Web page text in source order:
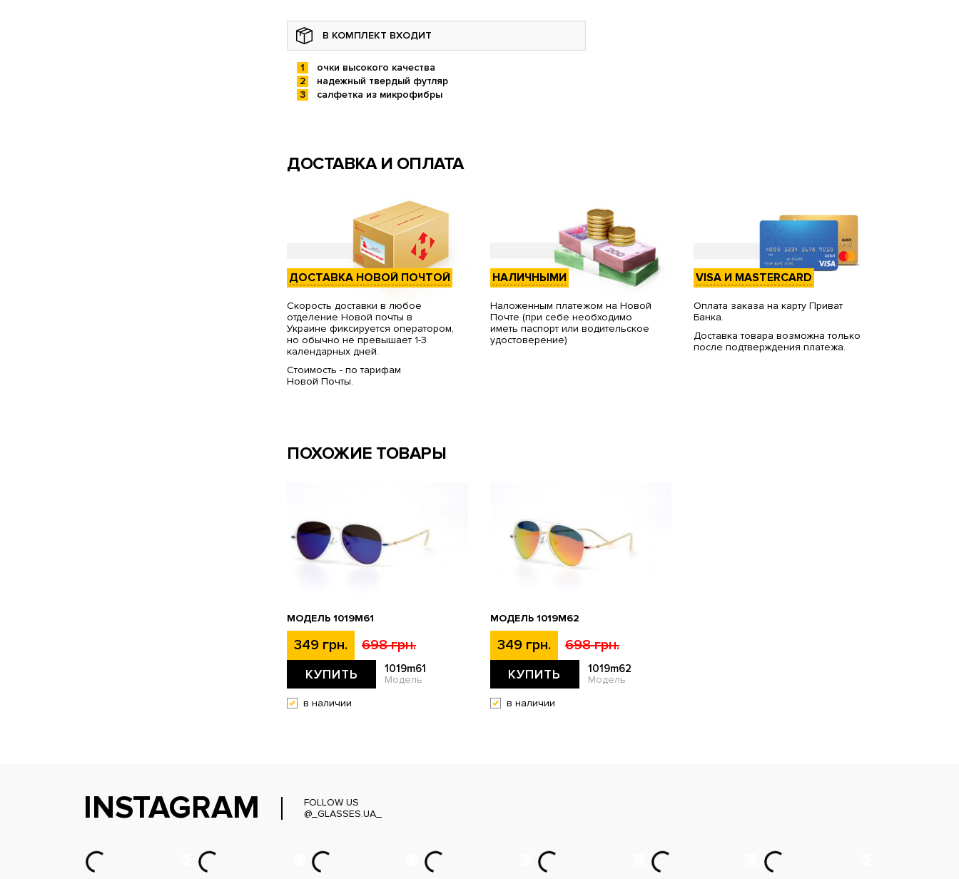
В КОМПЛЕКТ ВХОДИТ
очки высокого качества
надежный твердый футляр
салфетка из микрофибры
ДОСТАВКА И ОПЛАТА
ДОСТАВКА НОВОЙ ПОЧТОЙ
Скорость доставки в любое
отделение Новой почты в
Украине фиксируется оператором,
но обычно не превышает 1-3
календарных дней.
Стоимость - по тарифам
Новой Почты.
НАЛИЧНЫМИ
Наложенным платежом на Новой
Почте (при себе необходимо
иметь паспорт или водительское
удостоверение)
VISA И MASTERCARD
Оплата заказа на карту Приват
Банка.
Доставка товара возможна только
после подтверждения платежа.
ПОХОЖИЕ ТОВАРЫ
МОДЕЛЬ 1019M61
349 грн. 698 грн.
КУПИТЬ 1019m61
Модель
в наличии
МОДЕЛЬ 1019M62
349 грн. 698 грн.
КУПИТЬ 1019m62
Модель
в наличии
INSTAGRAM
FOLLOW US
@_GLASSES.UA_